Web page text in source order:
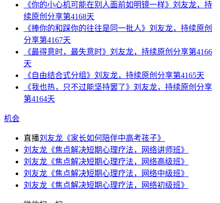
《你的小心机可能在别人面前如明镜一样》刘友龙，持
续原创分享第4168天
《捧你的和踩你的往往是同一批人》刘友龙，持续原创
分享第4167天
《最得意时，最失意时》刘友龙，持续原创分享第4166
天
《自由结合式分组》刘友龙，持续原创分享第4165天
《我也热，只不过能坚持罢了》刘友龙，持续原创分享
第4164天
机会
直播刘友龙《家长如何陪伴中高考孩子》
刘友龙《焦点解决短期心理疗法，网络讲师班》
刘友龙《焦点解决短期心理疗法，网络高级班》
刘友龙《焦点解决短期心理疗法，网络中级班》
刘友龙《焦点解决短期心理疗法，网络初级班》